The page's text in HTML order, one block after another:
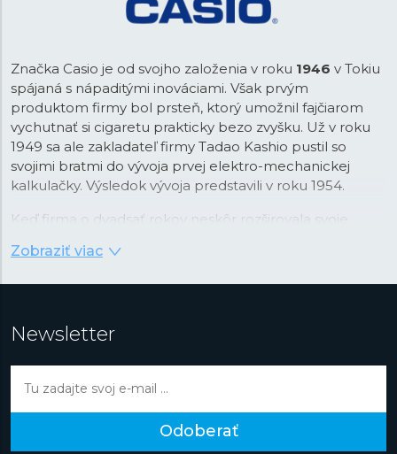
Značka Casio je od svojho založenia v roku 1946 v Tokiu
spájaná s nápaditými inováciami. Však prvým
produktom firmy bol prsteň, ktorý umožnil fajčiarom
vychutnať si cigaretu prakticky bezo zvyšku. Už v roku
1949 sa ale zakladateľ firmy Tadao Kashio pustil so
svojimi bratmi do vývoja prvej elektro-mechanickej
kalkulačky. Výsledok vývoja predstavili v roku 1954.
Keď firma o dvadsať rokov neskôr rozširovala svoje
tom čase prechádzali revolúciou v podobe nástupu
pokročilej technológie integrovaných obvodov vyvinutej
kalendárom, ktorý správne nastavoval dátum v kratších
a dlhších mesiacoch. Rýchlo potom hodinky Casio
dostali ďalšie pokročilé funkcie ako večný kalendár so
Zobraziť viac
Newsletter
Odoberať